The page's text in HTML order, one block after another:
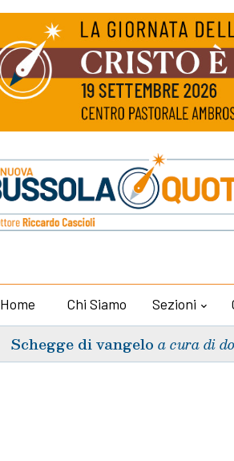
Home Chi Siamo Sezioni
Schegge di vangelo a cura di